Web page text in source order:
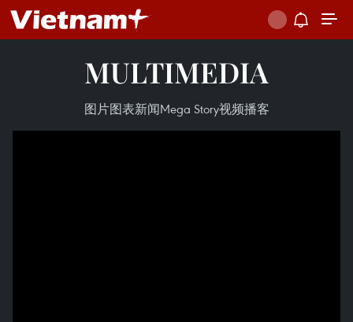
MULTIMEDIA
图片图表新闻Mega Story视频播客